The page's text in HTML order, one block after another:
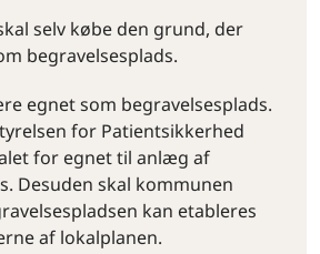
selv købe den grund, der
begravelsesplads.
egnet som begravelsesplads.
for Patientsikkerhed
for egnet til anlæg af
Desuden skal kommunen
kan etableres
af lokalplanen.